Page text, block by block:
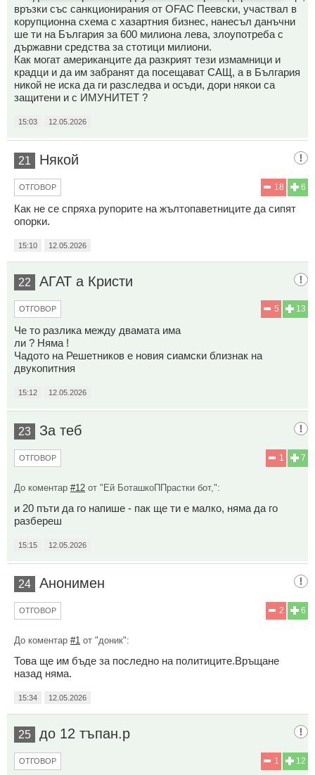
връзки със санкционирания от OFAC Пеевски, участвал в
корупционна схема с хазартния бизнес, нанесъл данъчни
ше ти на България за 600 милиона лева, злоупотреба с
държавни средства за стотици милиони.
Как могат американците да разкрият тези измамници и
крадци и да им забранят да посещават САЩ, а в България
никой не иска да ги разследва и осъди, дори някои са
защитени и с ИМУНИТЕТ ?
15:03 12.05.2026
21 Някой
6
18
ОТГОВОР
Как не се спряха рупорите на жълтопаветниците да сипят
опорки.
15:10 12.05.2026
22 АГАТ а Кристи
13
5
ОТГОВОР
Че то разлика между двамата има
ли ? Няма !
Чадото на Решетников е новия сиамски близнак на
двукопитния
15:12 12.05.2026
23 За теб
7
1
ОТГОВОР
До коментар #12 от "Ей БоташкоППрастки бот,":
и 20 пъти да го напише - пак ще ти е малко, няма да го
разбереш
15:15 12.05.2026
24 Анонимен
6
2
ОТГОВОР
До коментар #1 от "доник":
Това ще им бъде за последно на политиците.Връщане
назад няма.
15:34 12.05.2026
25 до 12 тъпан.р
12
1
ОТГОВОР